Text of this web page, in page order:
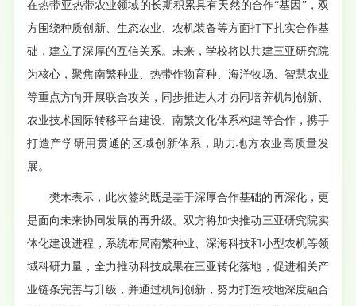
在热带亚热带农业领域的长期积累具有天然的合作“基因”，双
方围绕种质创新、生态农业、农机装备等方面打下扎实合作基
础，建立了深厚的互信关系。未来，学校将以共建三亚研究院
为核心，聚焦南繁种业、热带作物育种、海洋牧场、智慧农业
等重点方向开展联合攻关，同步推进人才协同培养机制创新、
农业技术国际转移平台建设、南繁文化体系构建等合作，携手
打造产学研用贯通的区域创新体系，助力地方农业高质量发
展。
樊木表示，此次签约既是基于深厚合作基础的再深化，更
是面向未来协同发展的再升级。双方将加快推动三亚研究院实
体化建设进程，系统布局南繁种业、深海科技和小型农机等领
域科研力量，全力推动科技成果在三亚转化落地，促进相关产
业链条完善与升级，并通过机制创新，努力打造校地深度融合